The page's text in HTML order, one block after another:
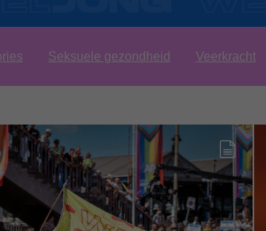
Seksuele gezondheid Veerkracht